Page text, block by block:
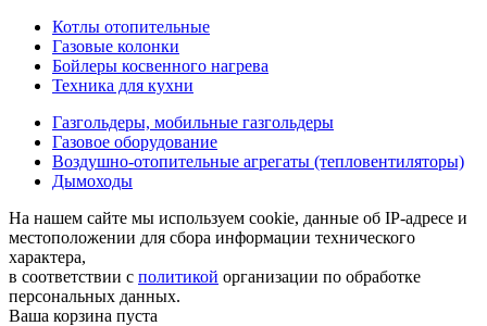
Котлы отопительные
Газовые колонки
Бойлеры косвенного нагрева
Техника для кухни
Газгольдеры, мобильные газгольдеры
Газовое оборудование
Воздушно-отопительные агрегаты (тепловентиляторы)
Дымоходы
На нашем сайте мы используем cookie, данные об IP-адресе и
местоположении для сбора информации технического
характера,
в соответствии с политикой организации по обработке
персональных данных.
Ваша корзина пуста